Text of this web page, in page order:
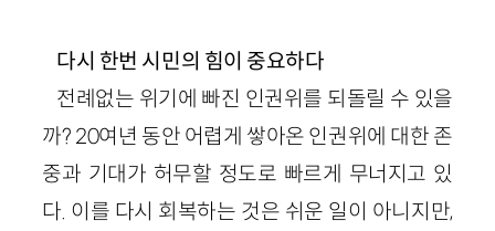
다시 한번 시민의 힘이 중요하다
전례없는 위기에 빠진 인권위를 되돌릴 수 있을
까? 20여년 동안 어렵게 쌓아온 인권위에 대한 존
중과 기대가 허무할 정도로 빠르게 무너지고 있
다. 이를 다시 회복하는 것은 쉬운 일이 아니지만,